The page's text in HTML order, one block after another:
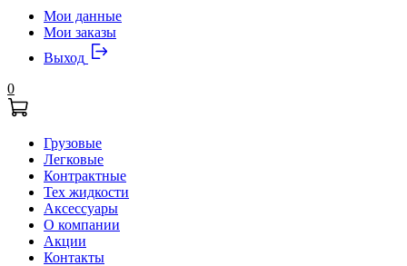
Мои данные
Мои заказы
Выход
0
Грузовые
Легковые
Контрактные
Тех жидкости
Аксессуары
О компании
Акции
Контакты